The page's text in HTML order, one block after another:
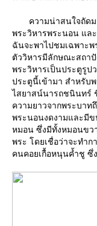
ความน่าสนใจถัดมา
พระวิหารพระนอน แล
ฉันจะพาไปชมเฉพาะ
ตัววิหารมีลักษณะสถา
พระวิหารเป็นประตูรูป
ประตูนี้เข้ามา สำหรับ
ไสยาสน์นารถชนินทร์
ความยาวจากพระบาท
พระนอนงดงามและมีข
หมอน ซึ่งมีทั้งหมอนขว
พระ โดยเชื่อว่าจะทำก
คนคอยเกื้อหนุนค้ำชู ซึ่